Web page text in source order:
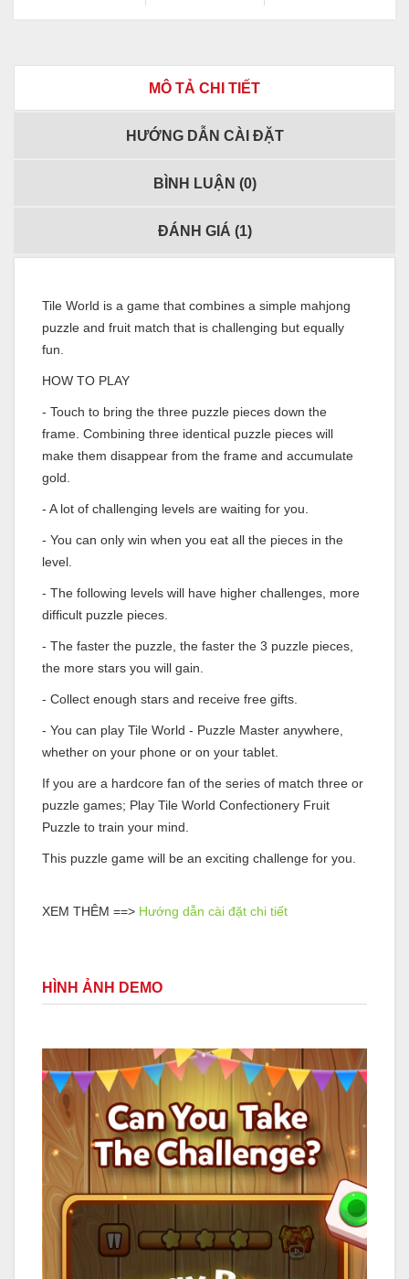
MÔ TẢ CHI TIẾT
HƯỚNG DẪN CÀI ĐẶT
BÌNH LUẬN (0)
ĐÁNH GIÁ (1)
Tile World is a game that combines a simple mahjong
puzzle and fruit match that is challenging but equally
fun.
HOW TO PLAY
- Touch to bring the three puzzle pieces down the
frame. Combining three identical puzzle pieces will
make them disappear from the frame and accumulate
gold.
- A lot of challenging levels are waiting for you.
- You can only win when you eat all the pieces in the
level.
- The following levels will have higher challenges, more
difficult puzzle pieces.
- The faster the puzzle, the faster the 3 puzzle pieces,
the more stars you will gain.
- Collect enough stars and receive free gifts.
- You can play Tile World - Puzzle Master anywhere,
whether on your phone or on your tablet.
If you are a hardcore fan of the series of match three or
puzzle games; Play Tile World Confectionery Fruit
Puzzle to train your mind.
This puzzle game will be an exciting challenge for you.
XEM THÊM ==> Hướng dẫn cài đặt chi tiết
HÌNH ẢNH DEMO